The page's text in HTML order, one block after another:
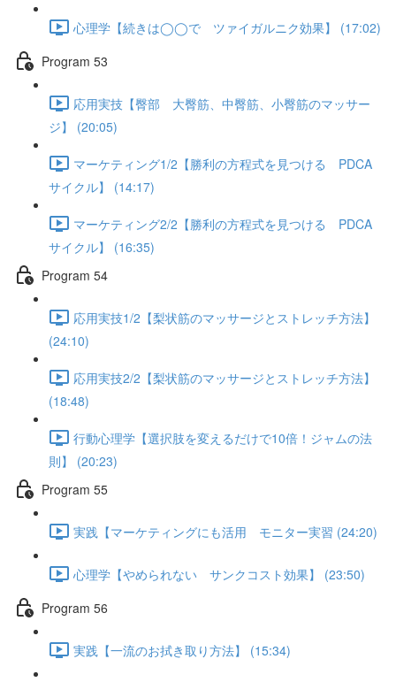
心理学【続きは◯◯で ツァイガルニク効果】 (17:02)
Program 53
応用実技【臀部 大臀筋、中臀筋、小臀筋のマッサー
ジ】 (20:05)
マーケティング1/2【勝利の方程式を見つける PDCA
サイクル】 (14:17)
マーケティング2/2【勝利の方程式を見つける PDCA
サイクル】 (16:35)
Program 54
応用実技1/2【梨状筋のマッサージとストレッチ方法】
(24:10)
応用実技2/2【梨状筋のマッサージとストレッチ方法】
(18:48)
行動心理学【選択肢を変えるだけで10倍！ジャムの法
則】 (20:23)
Program 55
実践【マーケティングにも活用 モニター実習 (24:20)
心理学【やめられない サンクコスト効果】 (23:50)
Program 56
実践【一流のお拭き取り方法】 (15:34)